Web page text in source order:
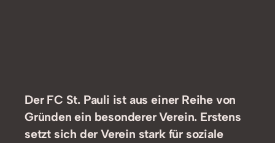
Der FC St. Pauli ist aus einer Reihe von
Gründen ein besonderer Verein. Erstens
setzt sich der Verein stark für soziale